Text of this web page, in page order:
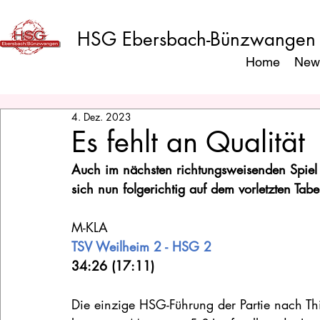
HSG Ebersbach-Bünzwangen
Home
Es fehlt an Qualität
4. Dez. 2023
Auch im nächsten richtungsweisenden
sich nun folgerichtig auf dem vorletzten
M-KLA
TSV Weilheim 2 - HSG 2
34:26 (17:11)
Die einzige HSG-Führung der Partie nach